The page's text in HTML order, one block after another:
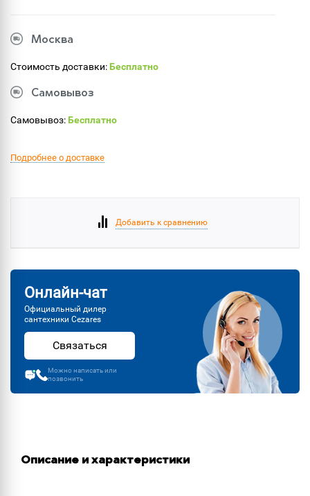
Москва
Стоимость доставки:Бесплатно
Самовывоз
Самовывоз:Бесплатно
Подробнее о доставке
Добавить к сравнению
Онлайн-чат
Официальный дилер
сантехники Cezares
Связаться
Можно написать или
позвонить
Описание и характеристики